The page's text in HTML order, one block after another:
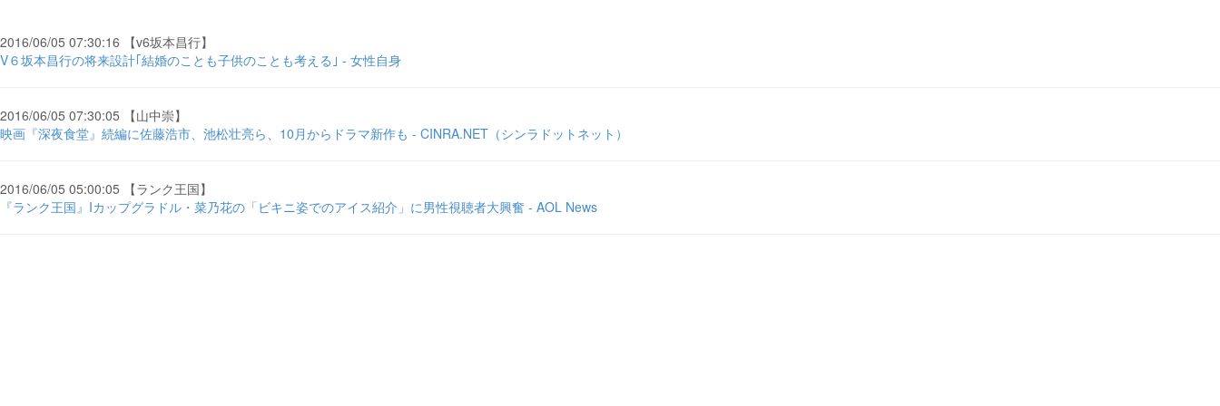
2016/06/05 07:30:16 【v6坂本昌行】
V６坂本昌行の将来設計｢結婚のことも子供のことも考える｣ - 女性自身
2016/06/05 07:30:05 【山中崇】
映画『深夜食堂』続編に佐藤浩市、池松壮亮ら、10月からドラマ新作も - CINRA.NET（シンラドットネット）
2016/06/05 05:00:05 【ランク王国】
『ランク王国』Iカップグラドル・菜乃花の「ビキニ姿でのアイス紹介」に男性視聴者大興奮 - AOL News